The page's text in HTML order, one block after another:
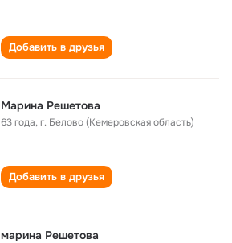
Добавить в друзья
Марина Решетова
63 года,г. Белово (Кемеровская область)
Добавить в друзья
марина Решетова